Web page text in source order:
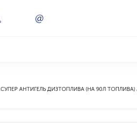
АНТИГЕЛЬ ДИЗТОПЛИВА (НА 90Л ТОПЛИВА)